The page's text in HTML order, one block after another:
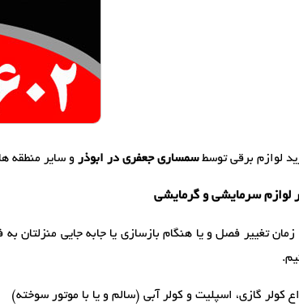
لوازم برقی توسطسمساری جعفری در ابوذر و سایر منطقه
زمان تغییر فصل و یا هنگام بازسازی یا جابه جایی
کولر گازی، اسپلیت و کولر آبی (سالم و یا با موتور سوخته)